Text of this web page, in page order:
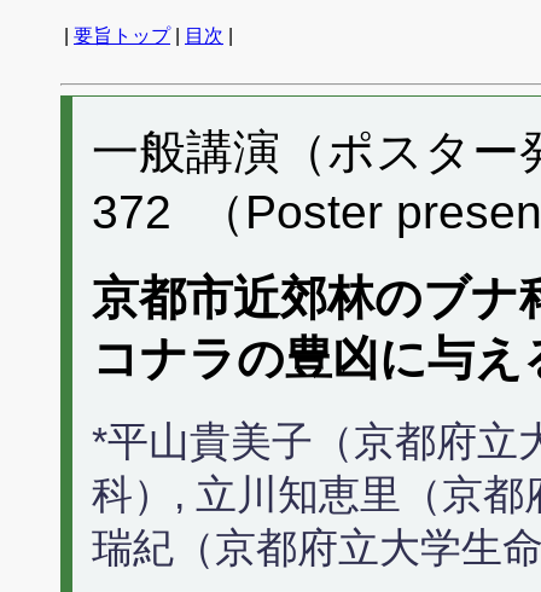
要旨トップ| 目次
一般講演（ポスター
372 （Poster
京都市近郊林のブナ
コナラの豊凶に与え
*平山貴美子（京都府立
科）, 立川知恵里（京
瑞紀（京都府立大学生